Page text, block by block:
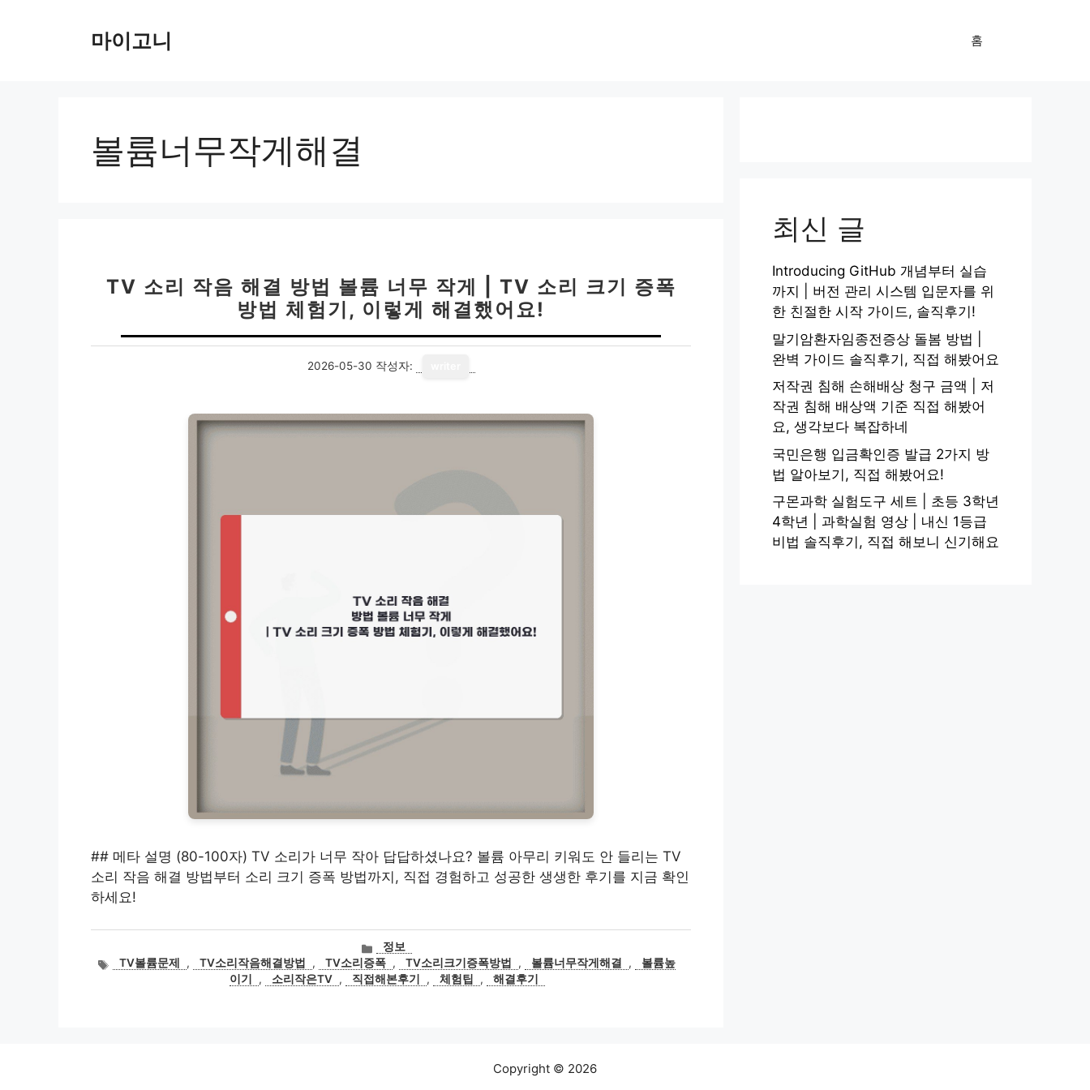
마이고니 홈
볼륨너무작게해결
TV 소리 작음 해결 방법 볼륨 너무 작게 | TV 소리 크기 증폭
방법 체험기, 이렇게 해결했어요!
2026-05-30 작성자:
## 메타 설명 (80-100자) TV 소리가 너무 작아 답답하셨나요? 볼륨 아무리 키워도 안 들리는 TV
소리 작음 해결 방법부터 소리 크기 증폭 방법까지, 직접 경험하고 성공한 생생한 후기를 지금 확인
하세요!
카
테
고
정보
태TV볼륨문제 , TV소리작음해결방법 , TV소리증폭 , TV소리크기증폭방법 , 볼륨너무작게해결 ,
볼륨높
이기
, 소리작은TV , 직접해본후기 , 체험팁 , 해결후기
최신 글
Introducing GitHub 개념부터 실습
까지 | 버전 관리 시스템 입문자를 위
한 친절한 시작 가이드, 솔직후기!
말기암환자임종전증상 돌봄 방법 |
완벽 가이드 솔직후기, 직접 해봤어요
저작권 침해 손해배상 청구 금액 | 저
작권 침해 배상액 기준 직접 해봤어
요, 생각보다 복잡하네
국민은행 입금확인증 발급 2가지 방
법 알아보기, 직접 해봤어요!
구몬과학 실험도구 세트 | 초등 3학년
4학년 | 과학실험 영상 | 내신 1등급
비법 솔직후기, 직접 해보니 신기해요
Copyright © 2026